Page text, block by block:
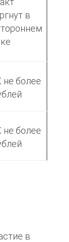
в
более
более
в